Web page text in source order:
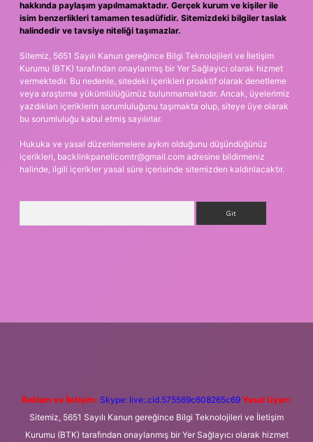
hakkında paylaşım yapılmamaktadır. Gerçek kurum ve kişiler ile
isim benzerlikleri tamamen tesadüfidir. Sitemizdeki bilgiler taslak
halindedir ve tavsiye niteliği taşımazlar.
Sitemiz, 5651 Sayılı Kanun gereğince Bilgi Teknolojileri ve İletişim
Kurumu (BTK) tarafından onaylanmış bir Yer Sağlayıcı olarak hizmet
vermektedir. Bu nedenle, sitedeki içerikleri proaktif olarak denetleme
veya araştırma yükümlülüğümüz bulunmamaktadır. Ancak, üyelerimiz
yazdıkları içeriklerin sorumluluğunu taşımakta olup, siteye üye olarak
bu sorumluluğu kabul etmiş sayılırlar.
Hukuka ve yasal düzenlemelere aykırı olduğunu düşündüğünüz
içerikleri, backlinkpanelicomtr@gmail.com adresine bildirmeniz
halinde, ilgili içerikler yasal süre içerisinde sitemizden kaldırılacaktır.
Reklam ve İletişim: Skype: live:.cid.575569c608265c69 Yasal Uyarı:
Sitemiz, 5651 Sayılı Kanun gereğince Bilgi Teknolojileri ve İletişim
Kurumu (BTK) tarafından onaylanmış bir Yer Sağlayıcı olarak hizmet